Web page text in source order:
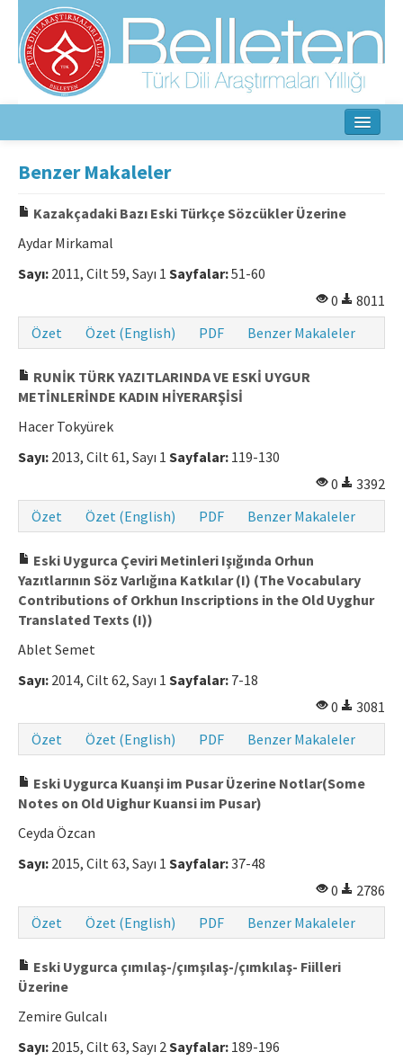
Yayın Kurulu
Yazarlar İçin
Etik İlkeler
İletişim
Makale Gönder
Benzer Makaleler
Kazakçadaki Bazı Eski Türkçe Sözcükler Üzerine
Aydar Mirkamal
Sayı: 2011, Cilt 59, Sayı 1 Sayfalar:51-60
0
8011
Özet
Özet (English) PDF Benzer Makaleler
RUNİK TÜRK YAZITLARINDA VE ESKİ UYGUR
METİNLERİNDE KADIN HİYERARŞİSİ
Hacer Tokyürek
Sayı: 2013, Cilt 61, Sayı 1 Sayfalar: 119-130
0
3392
Özet
Özet (English) PDF Benzer Makaleler
Eski Uygurca Çeviri Metinleri Işığında Orhun
Yazıtlarının Söz Varlığına Katkılar (I) (The Vocabulary
Contributions of Orkhun Inscriptions in the Old Uyghur
Translated Texts (I))
Ablet Semet
Sayı: 2014, Cilt 62, Sayı 1 Sayfalar: 7-18
0
3081
Özet
Özet (English) PDF Benzer Makaleler
Eski Uygurca Kuanşi im Pusar Üzerine Notlar(Some
Notes on Old Uighur Kuansi im Pusar)
Ceyda Özcan
Sayı: 2015, Cilt 63, Sayı 1 Sayfalar:37-48
0
2786
Özet
Özet (English) PDF Benzer Makaleler
Eski Uygurca çımılaş-/çımşılaş-/çımkılaş- Fiilleri
Üzerine
Zemire Gulcalı
Sayı: 2015, Cilt 63, Sayı 2Sayfalar: 189-196